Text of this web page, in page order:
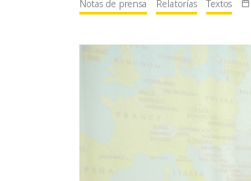
Notas de prensa Relatorías Textos